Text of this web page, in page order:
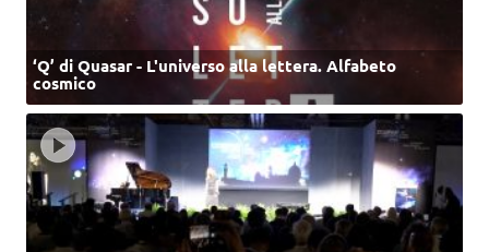
‘Q’ di Quasar - L'universo alla lettera. Alfabeto
cosmico